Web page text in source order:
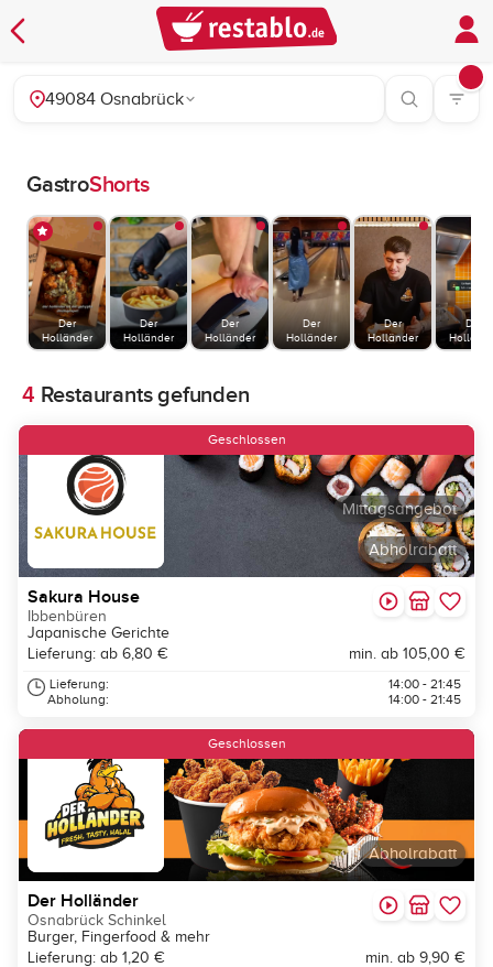
49084 Osnabrück
GastroShorts
Der
Holländer
Der
Holländer
Der
Holländer
Der
Holländer
Der
Holländer
Der
4 Restaurants gefunden
Abholrabatt
Mittagsangebot
Geschlossen
Sakura House
Ibbenbüren
Japanische Gerichte
Lieferung: ab 6,80 €
min. ab 105,00 €
Lieferung:
Abholung:
14:00 - 21:45
14:00 - 21:45
Abholrabatt
Geschlossen
Der Holländer
Osnabrück Schinkel
Burger, Fingerfood & mehr
Lieferung: ab 1,20 €
min. ab 9,90 €